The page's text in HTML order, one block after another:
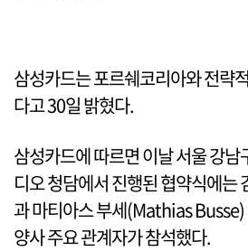
삼성카드는 포르쉐코리아와 전략
다고 30일 밝혔다.
삼성카드에 따르면 이날 서울 강
디오 청담에서 진행된 협약식에는
과 마티아스 부세(Mathias
양사 주요 관계자가 참석했다.